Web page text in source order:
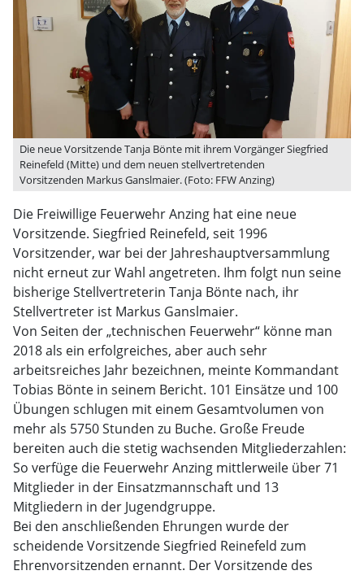
Die neue Vorsitzende Tanja Bönte mit ihrem Vorgänger Siegfried
Reinefeld (Mitte) und dem neuen stellvertretenden
Vorsitzenden Markus Ganslmaier. (Foto: FFW Anzing)
Die Freiwillige Feuerwehr Anzing hat eine neue
Vorsitzende. Siegfried Reinefeld, seit 1996
Vorsitzender, war bei der Jahreshauptversammlung
nicht erneut zur Wahl angetreten. Ihm folgt nun seine
bisherige Stellvertreterin Tanja Bönte nach, ihr
Stellvertreter ist Markus Ganslmaier.
Von Seiten der „technischen Feuerwehr“ könne man
2018 als ein erfolgreiches, aber auch sehr
arbeitsreiches Jahr bezeichnen, meinte Kommandant
Tobias Bönte in seinem Bericht. 101 Einsätze und 100
Übungen schlugen mit einem Gesamtvolumen von
mehr als 5750 Stunden zu Buche. Große Freude
bereiten auch die stetig wachsenden Mitgliederzahlen:
So verfüge die Feuerwehr Anzing mittlerweile über 71
Mitglieder in der Einsatzmannschaft und 13
Mitgliedern in der Jugendgruppe.
Bei den anschließenden Ehrungen wurde der
scheidende Vorsitzende Siegfried Reinefeld zum
Ehrenvorsitzenden ernannt. Der Vorsitzende des